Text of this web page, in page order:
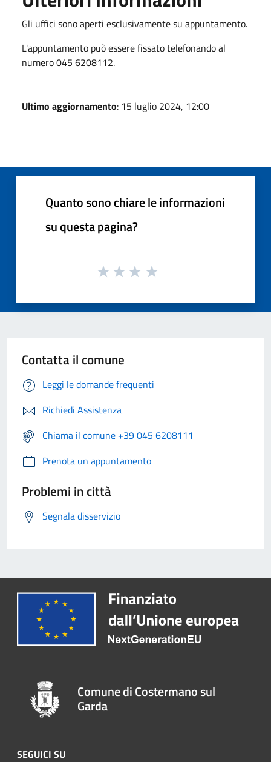
Gli uffici sono aperti esclusivamente su appuntamento.
L'appuntamento può essere fissato telefonando al
numero 045 6208112.
Ultimo aggiornamento: 15 luglio 2024, 12:00
Quanto sono chiare le informazioni
su questa pagina?
Contatta il comune
Leggi le domande frequenti
Richiedi Assistenza
Chiama il comune +39 045 6208111
Prenota un appuntamento
Problemi in città
Segnala disservizio
Comune di Costermano sul
Garda
SEGUICI SU